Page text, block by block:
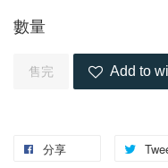
數量
售完 Add to
分享